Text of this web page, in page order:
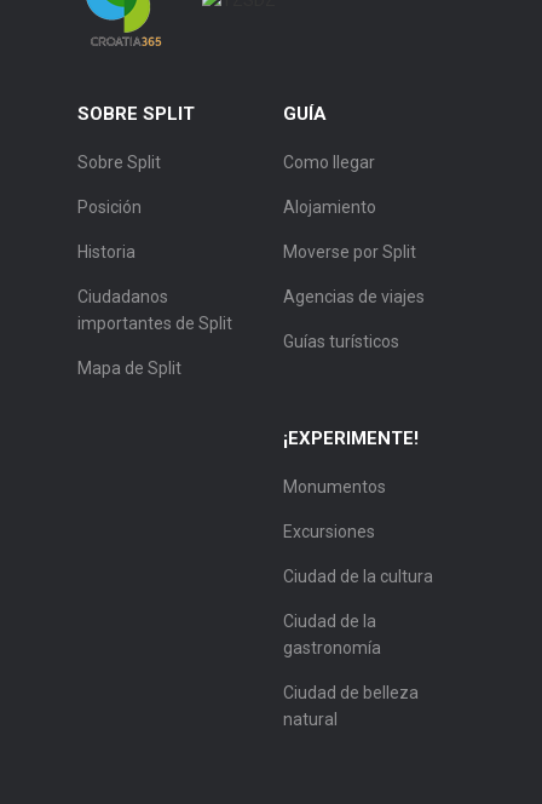
SOBRE SPLIT
Sobre Split
Posición
Historia
Ciudadanos
importantes de Split
Mapa de Split
GUÍA
Como llegar
Alojamiento
Moverse por Split
Agencias de viajes
Guías turísticos
¡EXPERIMENTE!
Monumentos
Excursiones
Ciudad de la cultura
Ciudad de la
gastronomía
Ciudad de belleza
natural